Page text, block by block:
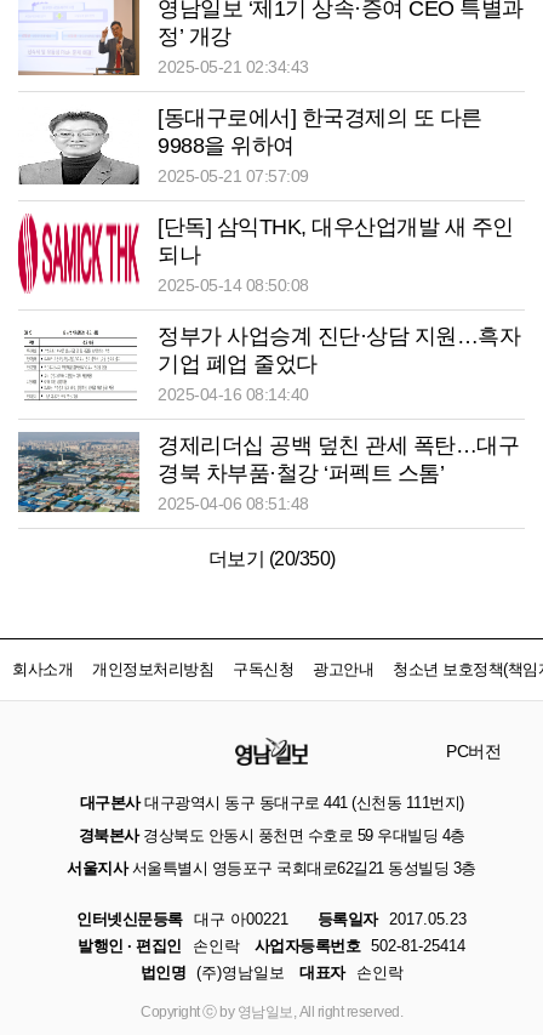
영남일보 ‘제1기 상속·증여 CEO 특별과
정’ 개강
2025-05-21 02:34:43
[동대구로에서] 한국경제의 또 다른
9988을 위하여
2025-05-21 07:57:09
[단독] 삼익THK, 대우산업개발 새 주인
되나
2025-05-14 08:50:08
정부가 사업승계 진단·상담 지원…흑자
기업 폐업 줄었다
2025-04-16 08:14:40
경제리더십 공백 덮친 관세 폭탄…대구
경북 차부품·철강 ‘퍼펙트 스톰’
2025-04-06 08:51:48
더보기 (20/350)
회사소개 개인정보처리방침 구독신청 광고안내 청소년 보호정책(책임
PC버전
대구본사대구광역시 동구 동대구로 441 (신천동 111번지)
경북본사경상북도 안동시 풍천면 수호로 59 우대빌딩 4층
서울지사서울특별시 영등포구 국회대로62길21 동성빌딩 3층
인터넷신문등록 대구 아00221 등록일자
2017.05.23
발행인 · 편집인
손인락 사업자등록번호 502-81-25414
법인명 (주)영남일보 대표자 손인락
Copyright ⓒ by 영남일보, All right reserved.